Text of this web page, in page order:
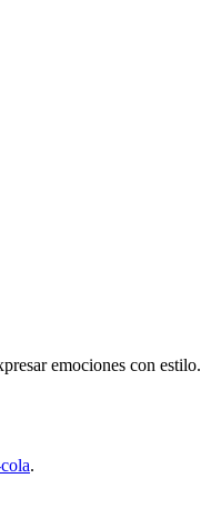
emociones con estilo.
.